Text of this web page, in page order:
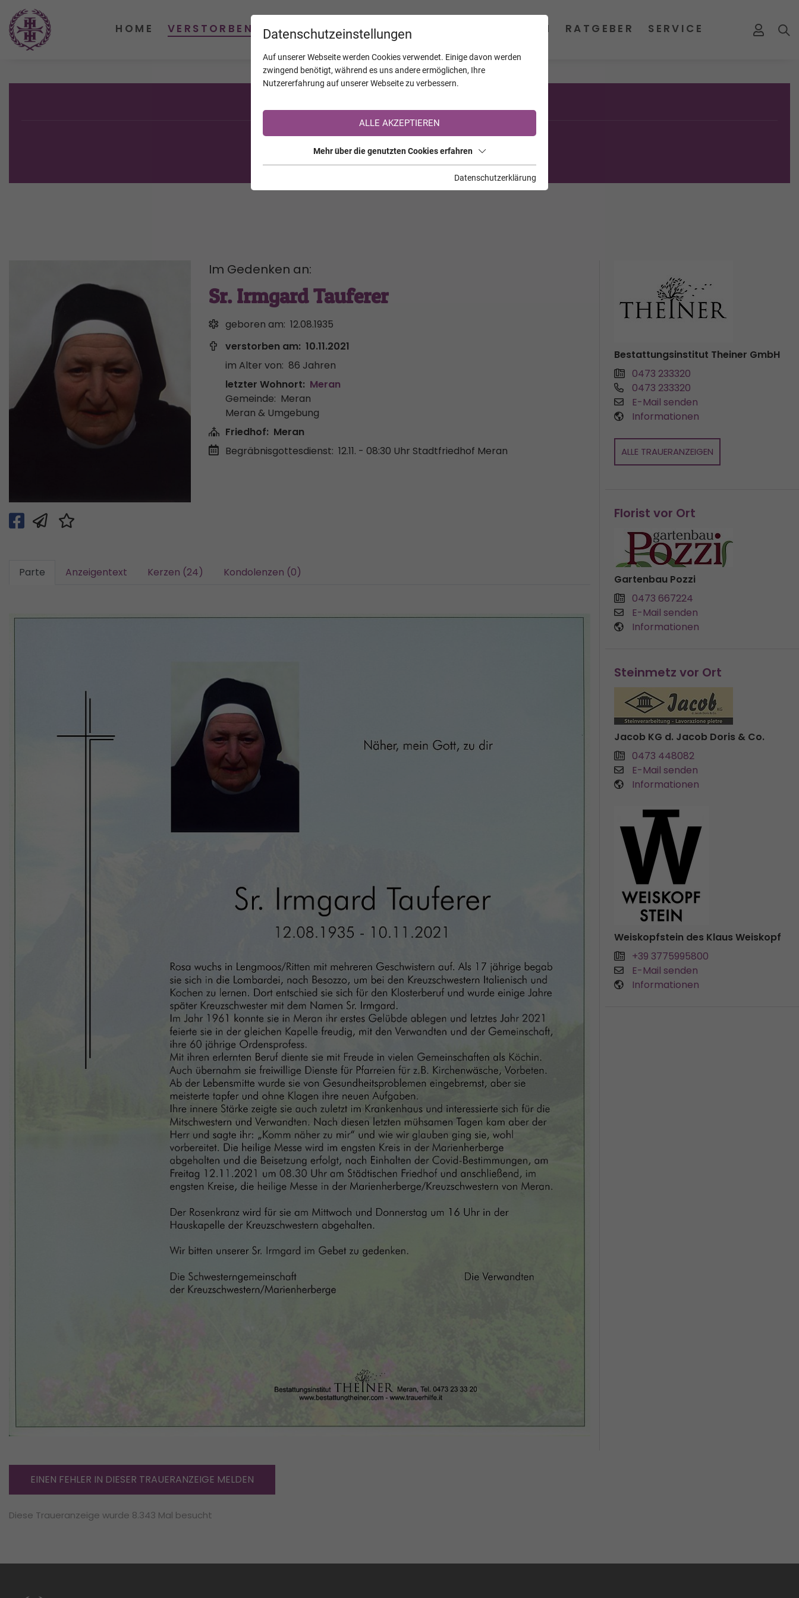
Sie sind noch nicht auf TrauerHilfe.it registriert?
>> zur kostenlosen Registrierung <<
Im Gedenken an:
Sr. Irmgard Tauferer
geboren am: 12.08.1935
verstorben am: 10.11.2021
im Alter von: 86 Jahren
letzter Wohnort: Meran
Gemeinde: Meran
Meran & Umgebung
Friedhof: Meran
Begräbnisgottesdienst: 12.11. - 08:30 Uhr Stadtfriedhof Meran
Parte Anzeigentext Kerzen (24) Kondolenzen (0)
Bestattungsinstitut Theiner GmbH
0473 233320
0473 233320
E-Mail senden
Informationen
ALLE TRAUERANZEIGEN
Florist vor Ort
Gartenbau Pozzi
0473 667224
E-Mail senden
Informationen
Steinmetz vor Ort
Jacob KG d. Jacob Doris & Co.
0473 448082
E-Mail senden
Informationen
Weiskopfstein des Klaus Weiskopf
+39 3775995800
E-Mail senden
Informationen
EINEN FEHLER IN DIESER TRAUERANZEIGE MELDEN
Diese Traueranzeige wurde 8.343 Mal besucht
Datenschutzeinstellungen
Auf unserer Webseite werden Cookies verwendet. Einige davon werden
zwingend benötigt, während es uns andere ermöglichen, Ihre
Nutzererfahrung auf unserer Webseite zu verbessern.
ALLE AKZEPTIEREN
Mehr über die genutzten Cookies erfahren
Datenschutzerklärung
HOME VERSTORBENE KALENDER JAHRESTAGE UNTERNEHMEN RATGEBER SERVICE